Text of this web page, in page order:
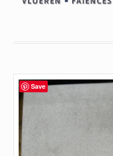
Save